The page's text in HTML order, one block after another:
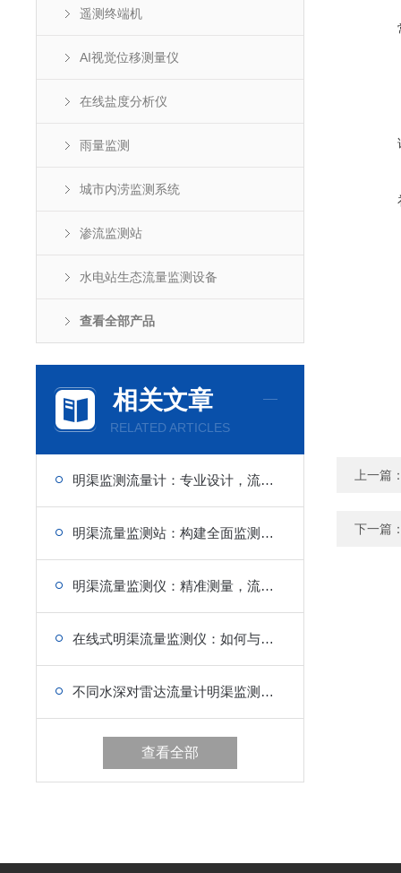
遥测终端机
AI视觉位移测量仪
在线盐度分析仪
雨量监测
城市内涝监测系统
渗流监测站
水电站生态流量监测设备
查看全部产品
相关文章
RELATED ARTICLES
明渠监测流量计：专业设计，流量计量精准无误
明渠流量监测站：构建全面监测网络，提升管理效率
明渠流量监测仪：精准测量，流量数据一目了然
在线式明渠流量监测仪：如何与物联网结合?
不同水深对雷达流量计明渠监测有何影响?
查看全部
上一篇
下一篇